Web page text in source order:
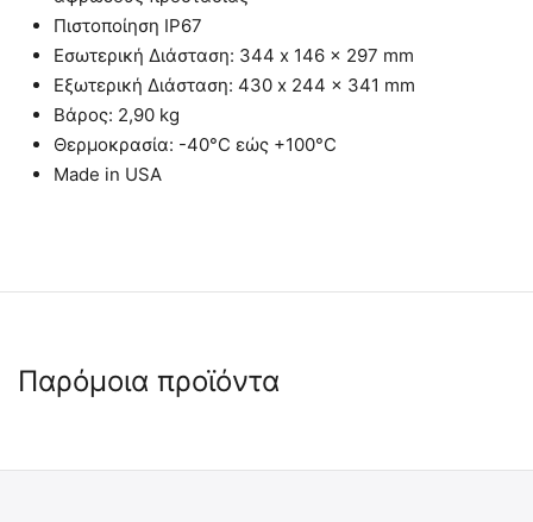
Πιστοποίηση IP67
Εσωτερική Διάσταση: 344 x 146 x 297 mm
Εξωτερική Διάσταση: 430 x 244 x 341 mm
Βάρος: 2,90 kg
Θερμοκρασία: -40°C εώς +100°C
Made in USA
Παρόμοια προϊόντα